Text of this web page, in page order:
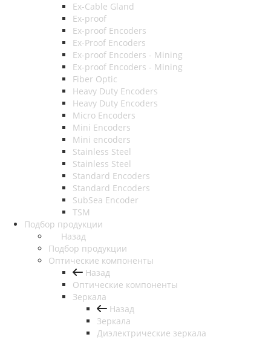
Ex-Cable Gland
Ex-proof
Ex-proof Encoders
Ex-Proof Encoders
Ex-proof Encoders - Mining
Ex-proof Encoders - Mining
Fiber Optic
Heavy Duty Encoders
Heavy Duty Encoders
Micro Encoders
Mini Encoders
Mini encoders
Stainless Steel
Stainless Steel
Standard Encoders
Standard Encoders
SubSea Encoder
TSM
Подбор продукции
Назад
Подбор продукции
Оптические компоненты
Назад
Оптические компоненты
Зеркала
Назад
Зеркала
Диэлектрические зеркала